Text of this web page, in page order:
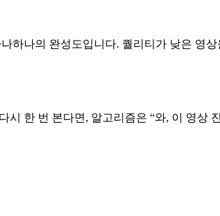
하나의 완성도입니다. 퀄리티가 낮은 영
한 번 본다면, 알고리즘은 “와, 이 영상